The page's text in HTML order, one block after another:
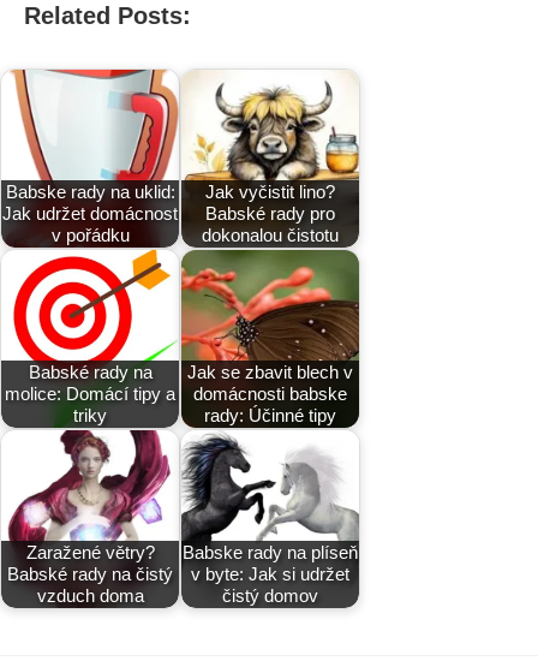
Related Posts:
Babske rady na uklid:
Jak udržet domácnost
v pořádku
Jak vyčistit lino?
Babské rady pro
dokonalou čistotu
Babské rady na
molice: Domácí tipy a
triky
Jak se zbavit blech v
domácnosti babske
rady: Účinné tipy
Zaražené větry?
Babské rady na čistý
vzduch doma
Babske rady na plíseň
v byte: Jak si udržet
čistý domov